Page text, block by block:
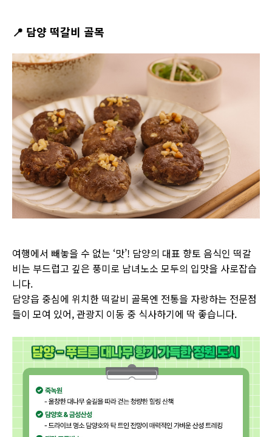
📍 담양 떡갈비 골목
여행에서 빼놓을 수 없는 ‘맛’! 담양의 대표 향토 음식인 떡갈
비는 부드럽고 깊은 풍미로 남녀노소 모두의 입맛을 사로잡습
니다.
담양읍 중심에 위치한 떡갈비 골목엔 전통을 자랑하는 전문점
들이 모여 있어, 관광지 이동 중 식사하기에 딱 좋습니다.